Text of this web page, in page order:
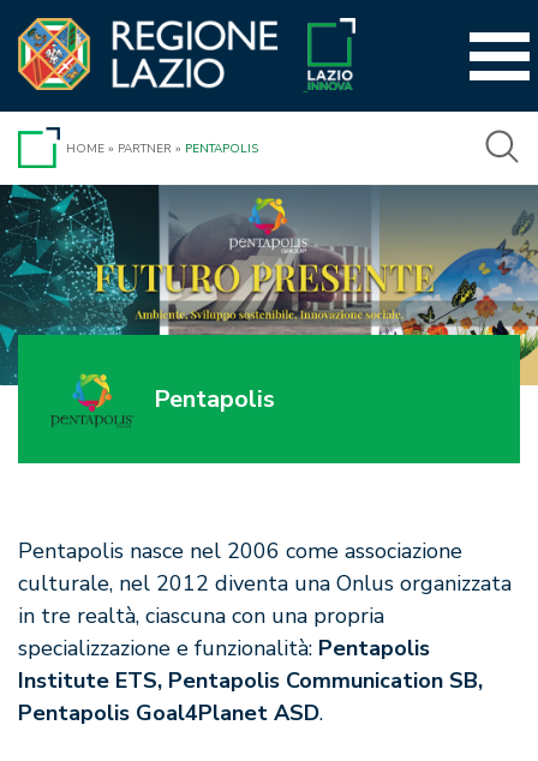
contenuto
HOME » PARTNER » PENTAPOLIS
Pentapolis
Pentapolis nasce nel 2006 come associazione
culturale, nel 2012 diventa una Onlus organizzata
in tre realtà, ciascuna con una propria
specializzazione e funzionalità: Pentapolis
Institute ETS, Pentapolis Communication SB,
Pentapolis Goal4Planet ASD.